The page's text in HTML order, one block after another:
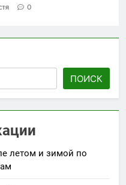
0
ПОИСК
летом и зимой по